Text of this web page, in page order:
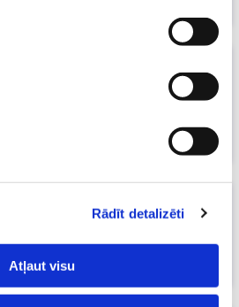
Rādīt detalizēti
Atļaut visu
Māmiņu klubs